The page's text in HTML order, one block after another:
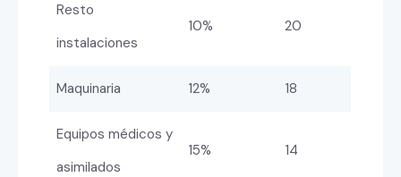
Resto
instalaciones
10% 20
Maquinaria 12% 18
Equipos médicos y
asimilados
15% 14